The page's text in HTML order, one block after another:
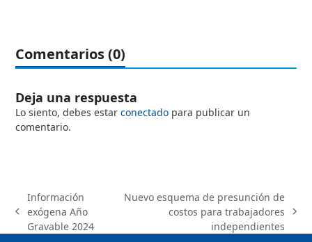
Comentarios (0)
Deja una respuesta
Lo siento, debes estarconectado para publicar un
comentario.
previous
post:
Información
exógena Año
Gravable 2024
post:
Nuevo esquema de presunción de
costos para trabajadores
independientes